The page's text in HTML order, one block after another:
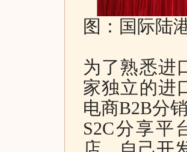
图：国际陆
为了熟悉进
家独立的进
电商B2B分
S2C分享平